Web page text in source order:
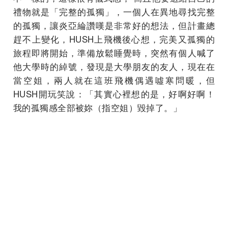
禮物就是「完整的孤獨」，一個人在異地尋找完整
的孤獨，讓炎亞綸讚嘆是非常好的想法，但計畫總
趕不上變化，HUSH上飛機後心想，完美又孤獨的
旅程即將開始，準備放鬆睡覺時，突然有個人喊了
他大學時的綽號，發現是大學朋友的友人，現在在
當空姐，兩人就在這班飛機偶遇噓寒問暖，但
HUSH開玩笑說：「其實心裡想的是，好啊好啊！
我的孤獨感全部被妳（指空姐）毀掉了。」